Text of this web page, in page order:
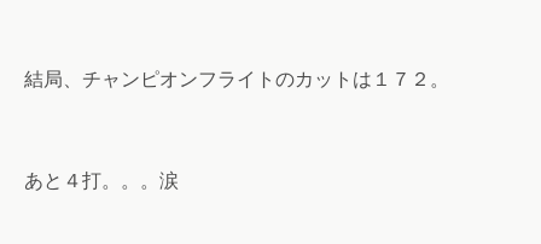
結局、チャンピオンフライトのカットは１７２。
あと４打。。。涙